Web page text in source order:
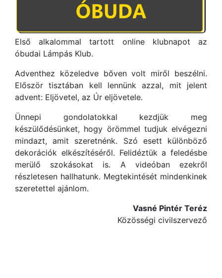
Első alkalommal tartott online klubnapot az
óbudai Lámpás Klub.
Adventhez közeledve bőven volt miről beszélni.
Először tisztában kell lennünk azzal, mit jelent
advent: Eljövetel, az Úr eljövetele.
Ünnepi gondolatokkal kezdjük meg
készülődésünket, hogy örömmel tudjuk elvégezni
mindazt, amit szeretnénk. Szó esett különböző
dekorációk elkészítéséről. Felidéztük a feledésbe
merülő szokásokat is. A videóban ezekről
részletesen hallhatunk. Megtekintését mindenkinek
szeretettel ajánlom.
Vasné Pintér Teréz
Közösségi civilszervező